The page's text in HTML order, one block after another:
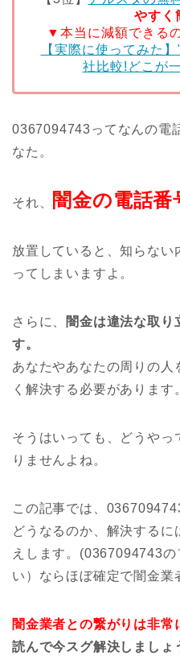
やすく
▼本当に減額できる
【実際に使ってみた
社比較!どこが
0367094743ってなんの電
なた。
それ、 闇金の電話番
放置していると、知らない
ってしまいますよ。
さらに、
闇金は違法な取り
す。
あなたやあなたの周りの人
く解決する必要があります。
そうはいっても、どうやっ
りませんよね。
この記事では、
どうなるのか、解決する
えします。(0367094743
い）ならほぼ確定で闇金
闇金業者との繋がりは非常
読んで今スグ解決しましょ